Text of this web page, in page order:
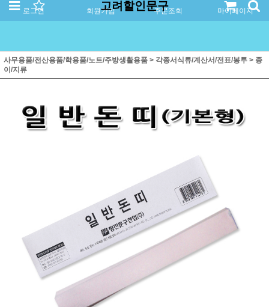
로그인 회원가입 주문조회 마이페이지
고려할인문구
사무용품/전산용품/학용품/노트/주방생활용품 > 각종서식류/계산서/전표/봉투 > 종
이/지류